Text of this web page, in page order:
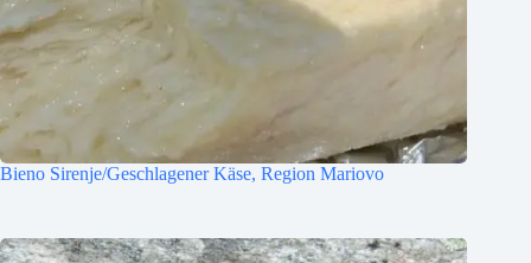
Bieno Sirenje/Geschlagener Käse, Region Mariovo